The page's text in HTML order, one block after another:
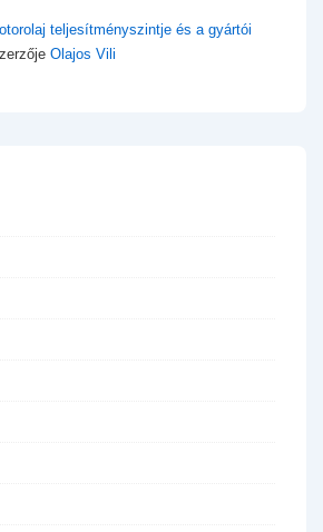
teljesítményszintje és a gyártói
Olajos Vili